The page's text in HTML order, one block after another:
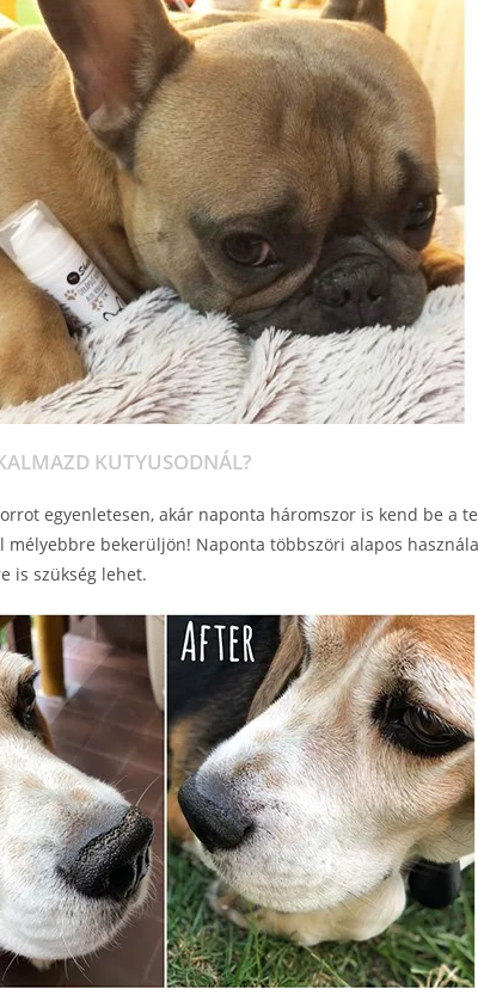
KUTYUSODNÁL?
egyenletesen, akár naponta háromszor is kend be a
mélyebbre bekerüljön! Naponta többszöri alapos
is szükség lehet.